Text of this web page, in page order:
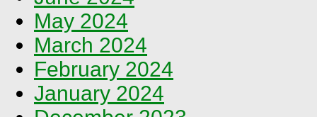
May 2024
March 2024
February 2024
January 2024